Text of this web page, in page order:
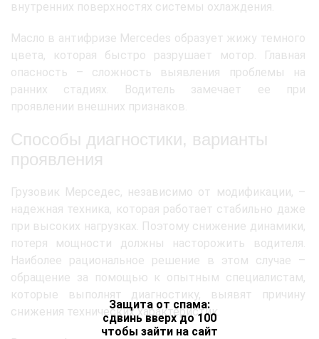
Защита от спама:
сдвинь вверх до 100
чтобы зайти на сайт
внутренних поверхностях системы охлаждения.
Масло в антифризе Mercedes образует жижу темного
цвета, которая быстро разрушает мотор. Главная
опасность – сложность выявления проблемы на
ранних стадиях. Водитель замечает ее при
проявлении внешних признаков.
Способы диагностики, варианты
проявления
Грузовик Мерседес, независимо от модификации, –
надежная техника, которая работает стабильно даже
при высоких нагрузках. Поэтому снижение динамики,
потеря мощности должны насторожить водителя.
Наиболее рациональное решение в этом случае –
обращение за помощью к опытным специалистам,
которые выполнят диагностику, выявят причину
снижения технических характеристик.